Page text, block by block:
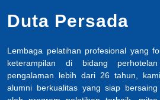
Duta Persada
Lembaga pelatihan profesional yang
keterampilan di bidang
pengalaman lebih dari 26 tahun,
alumni berkualitas yang siap